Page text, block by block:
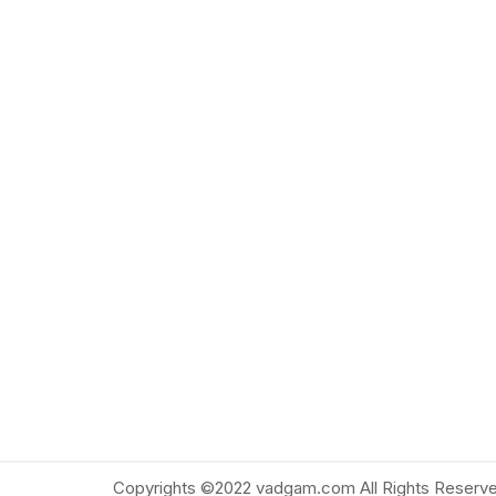
Copyrights ©2022 vadgam.com All Rights